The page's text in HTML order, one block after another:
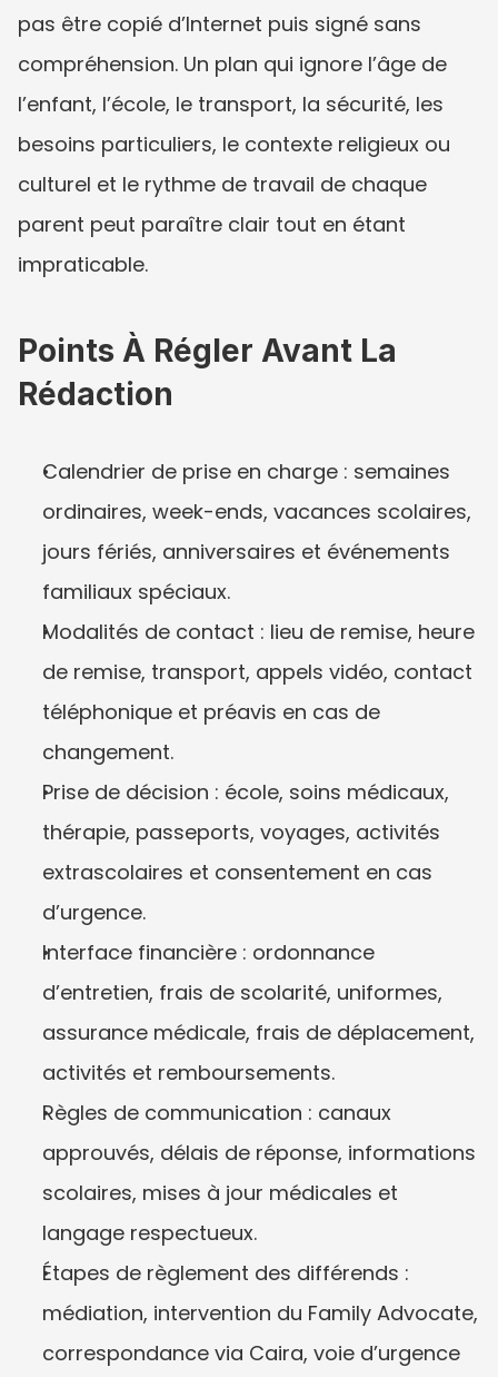
pas être copié d’Internet puis signé sans
compréhension. Un plan qui ignore l’âge de
l’enfant, l’école, le transport, la sécurité, les
besoins particuliers, le contexte religieux ou
culturel et le rythme de travail de chaque
parent peut paraître clair tout en étant
impraticable.
Points À Régler Avant La
Rédaction
Calendrier de prise en charge : semaines
ordinaires, week-ends, vacances scolaires,
jours fériés, anniversaires et événements
familiaux spéciaux.
Modalités de contact : lieu de remise, heure
de remise, transport, appels vidéo, contact
téléphonique et préavis en cas de
changement.
Prise de décision : école, soins médicaux,
thérapie, passeports, voyages, activités
extrascolaires et consentement en cas
d’urgence.
Interface financière : ordonnance
d’entretien, frais de scolarité, uniformes,
assurance médicale, frais de déplacement,
activités et remboursements.
Règles de communication : canaux
approuvés, délais de réponse, informations
scolaires, mises à jour médicales et
langage respectueux.
Étapes de règlement des différends :
médiation, intervention du Family Advocate,
correspondance via Caira, voie d’urgence